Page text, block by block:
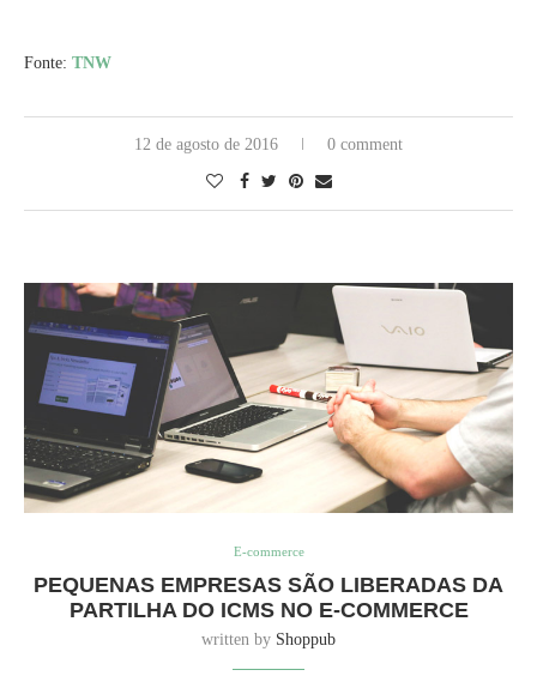
Fonte: TNW
12 de agosto de 2016 0 comment
E-commerce
PEQUENAS EMPRESAS SÃO LIBERADAS DA
PARTILHA DO ICMS NO E-COMMERCE
written by Shoppub